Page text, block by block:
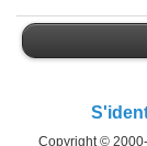
Copyright ©